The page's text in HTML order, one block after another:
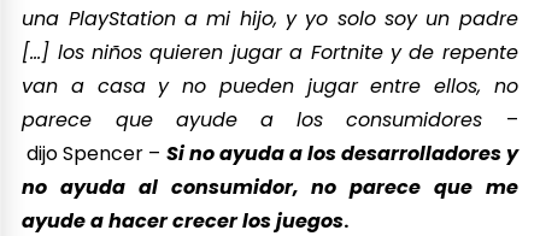
una PlayStation a mi hijo, y yo solo soy un padre
[…] los niños quieren jugar a Fortnitey de repente
van a casa y no pueden jugar entre ellos, no
parece que ayude a los consumidores –
dijo Spencer – Si no ayuda a los desarrolladores y
no ayuda al consumidor, no parece que me
ayude a hacer crecer los juegos.